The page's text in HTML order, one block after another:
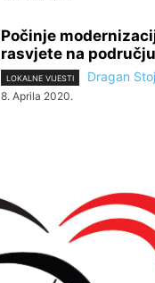
Počinje
rasvjete na
LOKALNE VIJESTI Dragan
8. Aprila 2020.